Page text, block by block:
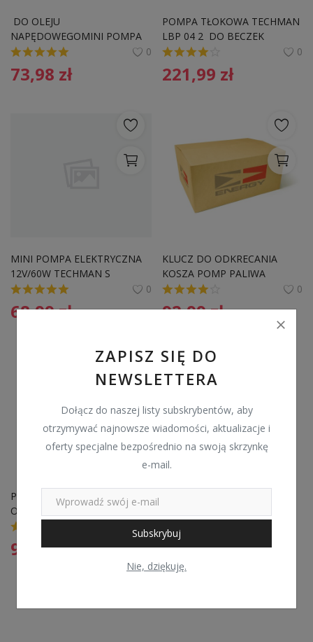
Wyprzedaż
Schowek
ZAPISZ SIĘ DO
NEWSLETTERA
Dołącz do naszej listy subskrybentów, aby
otrzymywać najnowsze wiadomości, aktualizacje i
oferty specjalne bezpośrednio na swoją skrzynkę
e-mail.
Subskrybuj
Nie, dziękuję.
NAPĘDOWEGOMINI POMPA
ELEKTRYCZNA 12V/40W
TECHMAN S 12DP38
S12DP38 DO OLEJU
0
73,98 zł
POMPA TŁOKOWA TECHMAN
LBP 04 2  DO BECZEK
0
221,99 zł
MINI POMPA ELEKTRYCZNA
12V/60W TECHMAN S
12DP51 S12DP38 DO OLEJU
NAPĘDOWEGO
0
68,99zł
KLUCZ DO ODKRECANIA
KOSZA POMP PALIWA
ENERGY NE00699
0
92,99zł
POMPA DO
ODPOWIETRZANIA
UKŁADÓW DIESLA
91,99zł